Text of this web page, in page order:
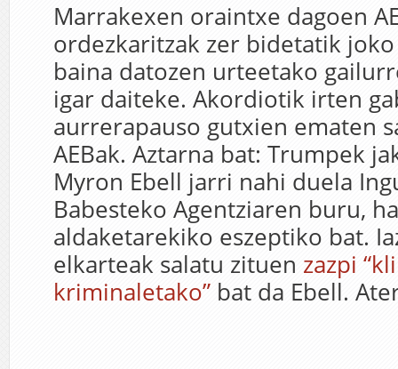
Marrakexen oraintxe dagoen
ordezkaritzak zer bidetatik
baina datozen urteetako
igar daiteke. Akordiotik irten
aurrerapauso gutxien ematen
AEBak. Aztarna bat: Trumpek
Myron Ebell jarri nahi duela
Babesteko Agentziaren buru,
aldaketarekiko eszeptiko bat.
elkarteak salatu zituen zazpi
kriminaletako” bat da Ebell.